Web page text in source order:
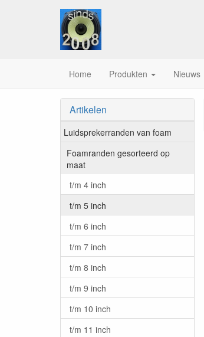
Home Produkten Nieuws
Artikelen
Luidsprekerranden van foam
Foamranden gesorteerd op
maat
t/m 4 inch
t/m 5 inch
t/m 6 inch
t/m 7 inch
t/m 8 inch
t/m 9 inch
t/m 10 inch
t/m 11 inch